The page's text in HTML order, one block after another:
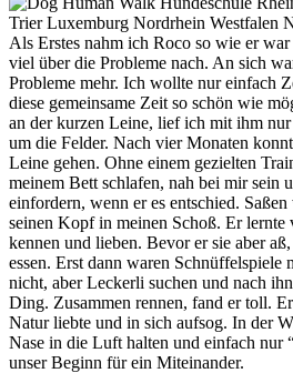
Als Erstes nahm ich Roco so wie er
viel über die Probleme nach. An sich
Probleme mehr. Ich wollte nur einfach
diese gemeinsame Zeit so schön wie
an der kurzen Leine, lief ich mit ihm
um die Felder. Nach vier Monaten
Leine gehen. Ohne einem gezielten
meinem Bett schlafen, nah bei mir sein
einfordern, wenn er es entschied.
seinen Kopf in meinen Schoß. Er lernte
kennen und lieben. Bevor er sie aber
essen. Erst dann waren Schnüffelspiele
nicht, aber Leckerli suchen und nach
Ding. Zusammen rennen, fand er toll.
Natur liebte und in sich aufsog. In der
Nase in die Luft halten und einfach nur
unser Beginn für ein Miteinander.